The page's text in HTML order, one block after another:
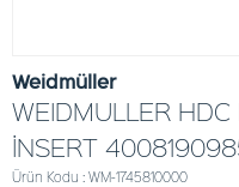
Weidmüller
WEIDMULLER
İNSERT
Ürün Kodu : WM-1745810000